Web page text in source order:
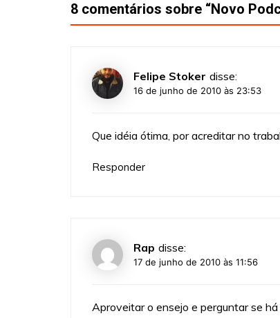
8 comentários sobre “Novo
Felipe Stoker disse:
16 de junho de 2010 às 23:53
Que idéia ótima, por acreditar no
Responder
Rap disse:
17 de junho de 2010 às 11:56
Aproveitar o ensejo e perguntar se